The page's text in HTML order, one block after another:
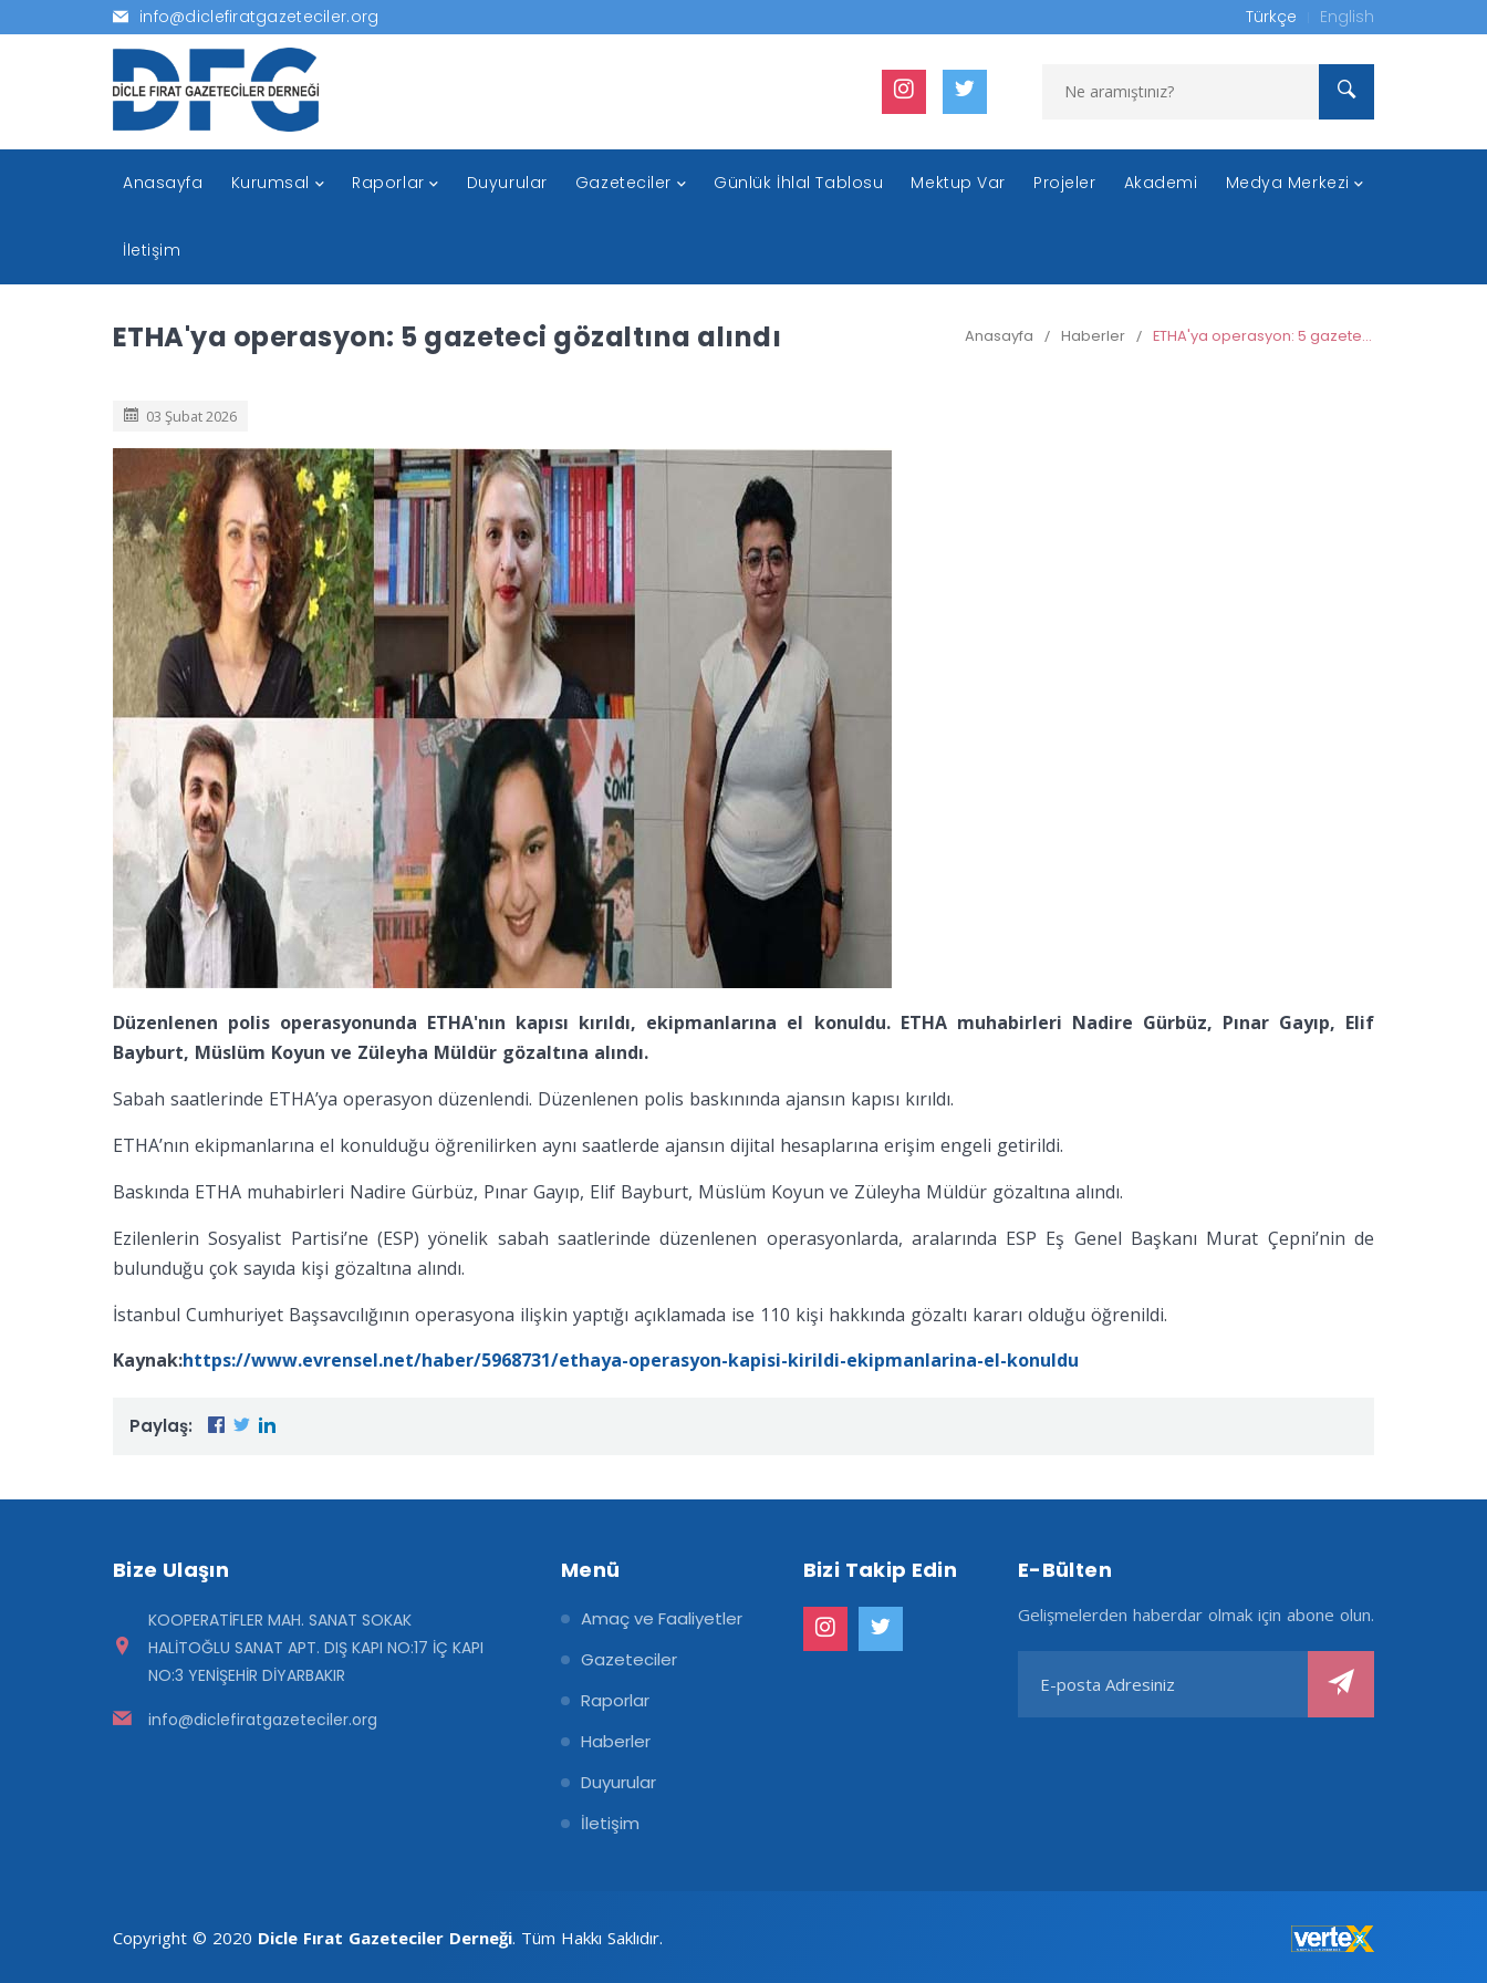
info@diclefiratgazeteciler.org Türkçe English
Anasayfa Kurumsal Raporlar Duyurular Gazeteciler Günlük İhlal Tablosu Mektup Var Projeler Akademi Medya Merkezi
İletişim
ETHA'ya operasyon: 5 gazeteci gözaltına alındı Anasayfa / Haberler / ETHA'ya operasyon: 5 gazeteci gözaltına alındı
03 Şubat 2026
Düzenlenen polis operasyonunda ETHA'nın kapısı kırıldı, ekipmanlarına el konuldu. ETHA muhabirleri Nadire Gürbüz, Pınar Gayıp, Elif
Bayburt, Müslüm Koyun ve Züleyha Müldür gözaltına alındı.
Sabah saatlerinde ETHA’ya operasyon düzenlendi. Düzenlenen polis baskınında ajansın kapısı kırıldı.
ETHA’nın ekipmanlarına el konulduğu öğrenilirken aynı saatlerde ajansın dijital hesaplarına erişim engeli getirildi.
Baskında ETHA muhabirleri Nadire Gürbüz, Pınar Gayıp, Elif Bayburt, Müslüm Koyun ve Züleyha Müldür gözaltına alındı.
Ezilenlerin Sosyalist Partisi’ne (ESP) yönelik sabah saatlerinde düzenlenen operasyonlarda, aralarında ESP Eş Genel Başkanı Murat Çepni’nin de
bulunduğu çok sayıda kişi gözaltına alındı.
İstanbul Cumhuriyet Başsavcılığının operasyona ilişkin yaptığı açıklamada ise 110 kişi hakkında gözaltı kararı olduğu öğrenildi.
Kaynak:https://www.evrensel.net/haber/5968731/ethaya-operasyon-kapisi-kirildi-ekipmanlarina-el-konuldu
Paylaş:
Bize Ulaşın
KOOPERATİFLER MAH. SANAT SOKAK
HALİTOĞLU SANAT APT. DIŞ KAPI NO:17 İÇ KAPI
NO:3 YENİŞEHİR DİYARBAKIR
info@diclefiratgazeteciler.org
Menü
Amaç ve Faaliyetler
Gazeteciler
Raporlar
Haberler
Duyurular
İletişim
Bizi Takip Edin E-Bülten
Gelişmelerden haberdar olmak için abone olun.
Copyright © 2020 Dicle Fırat Gazeteciler Derneği. Tüm Hakkı Saklıdır.